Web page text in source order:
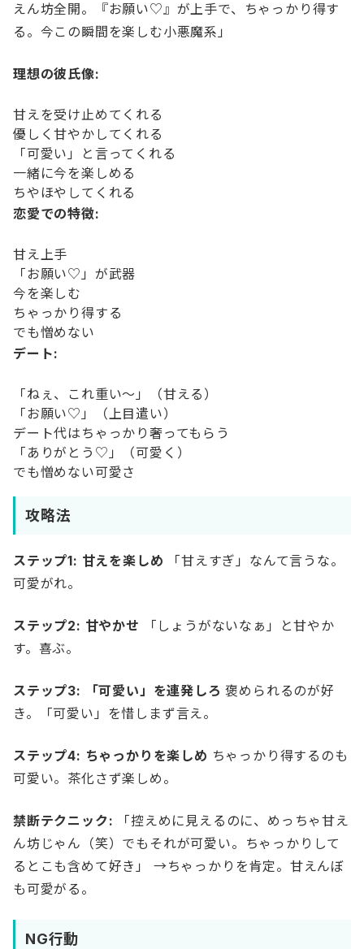
えん坊全開。『お願い♡』が上手で、ちゃっかり得す
る。今この瞬間を楽しむ小悪魔系」
理想の彼氏像:
甘えを受け止めてくれる
優しく甘やかしてくれる
「可愛い」と言ってくれる
一緒に今を楽しめる
ちやほやしてくれる
恋愛での特徴:
甘え上手
「お願い♡」が武器
今を楽しむ
ちゃっかり得する
でも憎めない
デート:
「ねぇ、これ重い〜」（甘える）
「お願い♡」（上目遣い）
デート代はちゃっかり奢ってもらう
「ありがとう♡」（可愛く）
でも憎めない可愛さ
攻略法
ステップ1: 甘えを楽しめ 「甘えすぎ」なんて言うな。
可愛がれ。
ステップ2: 甘やかせ 「しょうがないなぁ」と甘やか
す。喜ぶ。
ステップ3: 「可愛い」を連発しろ 褒められるのが好
き。「可愛い」を惜しまず言え。
ステップ4: ちゃっかりを楽しめ ちゃっかり得するのも
可愛い。茶化さず楽しめ。
禁断テクニック: 「控えめに見えるのに、めっちゃ甘え
ん坊じゃん（笑）でもそれが可愛い。ちゃっかりして
るとこも含めて好き」 →ちゃっかりを肯定。甘えんぼ
も可愛がる。
NG行動